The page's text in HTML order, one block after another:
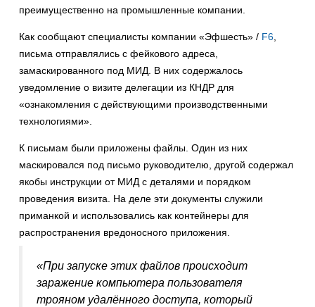
преимущественно на промышленные компании.
Как сообщают специалисты компании «Эфшесть» / F6,
письма отправлялись с фейкового адреса,
замаскированного под МИД. В них содержалось
уведомление о визите делегации из КНДР для
«ознакомления с действующими производственными
технологиями».
К письмам были приложены файлы. Один из них
маскировался под письмо руководителю, другой содержал
якобы инструкции от МИД с деталями и порядком
проведения визита. На деле эти документы служили
приманкой и использовались как контейнеры для
распространения вредоносного приложения.
«При запуске этих файлов происходит
заражение компьютера пользователя
трояном удалённого доступа, который